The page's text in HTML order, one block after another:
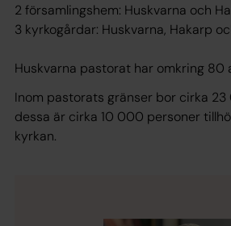
2 församlingshem: Huskvarna och
3 kyrkogårdar: Huskvarna, Hakarp
Huskvarna pastorat har omkring 80
Inom pastorats gränser bor cirka 23
dessa är cirka 10 000 personer
kyrkan.